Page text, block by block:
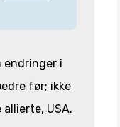
endringer i
før; ikke
USA.